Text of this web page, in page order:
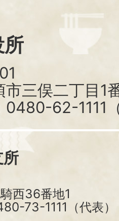
所
三俣二丁目1
0480-62-1111
所
西36番地1
73-1111（代表）